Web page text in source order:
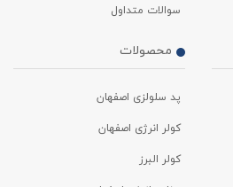
سوالات متداول
محصولات
پد سلولزی اصفهان
کولر انرژی اصفهان
کولر البرز